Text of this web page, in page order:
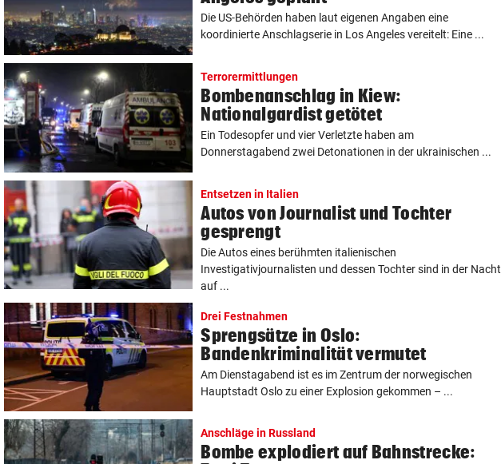
Die US-Behörden haben laut eigenen Angaben eine
koordinierte Anschlagserie in Los Angeles vereitelt: Eine ...
Terrorermittlungen
Bombenanschlag in Kiew:
Nationalgardist getötet
Ein Todesopfer und vier Verletzte haben am
Donnerstagabend zwei Detonationen in der ukrainischen ...
Entsetzen in Italien
Autos von Journalist und Tochter
gesprengt
Die Autos eines berühmten italienischen
Investigativjournalisten und dessen Tochter sind in der Nacht
auf ...
Drei Festnahmen
Sprengsätze in Oslo:
Bandenkriminalität vermutet
Am Dienstagabend ist es im Zentrum der norwegischen
Hauptstadt Oslo zu einer Explosion gekommen – ...
Anschläge in Russland
Bombe explodiert auf Bahnstrecke: